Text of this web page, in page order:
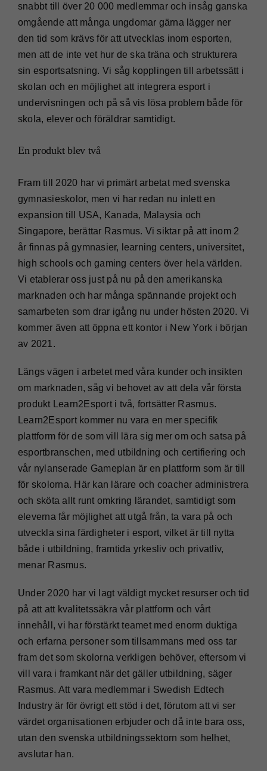
snabbt till över 20 000 medlemmar och insåg ganska
omgående att många ungdomar gärna lägger ner
den tid som krävs för att utvecklas inom esporten,
men att de inte vet hur de ska träna och strukturera
sin esportsatsning. Vi såg kopplingen till arbetssätt i
skolan och en möjlighet att integrera esport i
undervisningen och på så vis lösa problem både för
skola, elever och föräldrar samtidigt.
En produkt blev två
Fram till 2020 har vi primärt arbetat med svenska
gymnasieskolor, men vi har redan nu inlett en
expansion till USA, Kanada, Malaysia och
Singapore, berättar Rasmus. Vi siktar på att inom 2
år finnas på gymnasier, learning centers, universitet,
high schools och gaming centers över hela världen.
Vi etablerar oss just på nu på den amerikanska
marknaden och har många spännande projekt och
samarbeten som drar igång nu under hösten 2020. Vi
kommer även att öppna ett kontor i New York i början
av 2021.
Längs vägen i arbetet med våra kunder och insikten
om marknaden, såg vi behovet av att dela vår första
produkt Learn2Esport i två, fortsätter Rasmus.
Learn2Esport kommer nu vara en mer specifik
plattform för de som vill lära sig mer om och satsa på
esportbranschen, med utbildning och certifiering och
vår nylanserade Gameplan är en plattform som är till
för skolorna. Här kan lärare och coacher administrera
och sköta allt runt omkring lärandet, samtidigt som
eleverna får möjlighet att utgå från, ta vara på och
utveckla sina färdigheter i esport, vilket är till nytta
både i utbildning, framtida yrkesliv och privatliv,
menar Rasmus.
Under 2020 har vi lagt väldigt mycket resurser och tid
på att att kvalitetssäkra vår plattform och vårt
innehåll, vi har förstärkt teamet med enorm duktiga
och erfarna personer som tillsammans med oss tar
fram det som skolorna verkligen behöver, eftersom vi
vill vara i framkant när det gäller utbildning, säger
Rasmus. Att vara medlemmar i Swedish Edtech
Industry är för övrigt ett stöd i det, förutom att vi ser
värdet organisationen erbjuder och då inte bara oss,
utan den svenska utbildningssektorn som helhet,
avslutar han.